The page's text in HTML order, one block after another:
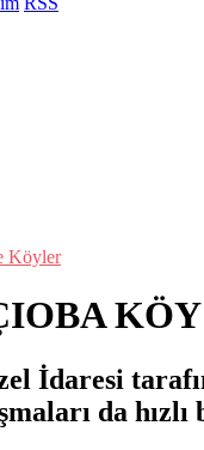
Köyler
İdaresi
da